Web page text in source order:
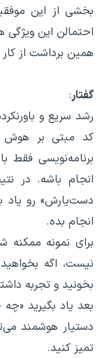
بخشی از این
احتمالن این
همین برداشت از کار
گفتار:
رشد سریع و
کد مبتی بر هوش
برنامه‌نویسی فقط
انجام باشه. در
دست‌یارش» رو یاد
انجام بده.
برای نمونه ممکنه
نیست، اگه
بخونید و تجربه
بعد یاد بگیرید
دستیار هوشمند
تمیز کنید.